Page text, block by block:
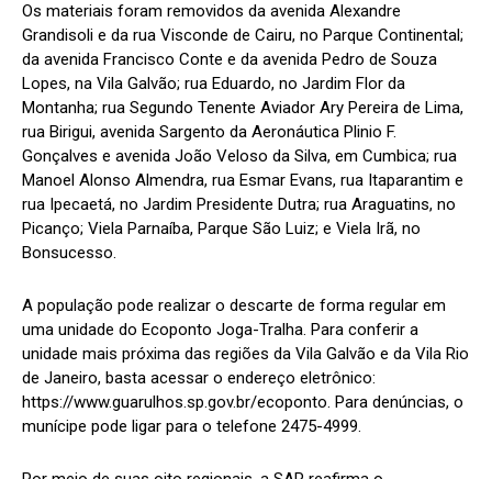
Os materiais foram removidos da avenida Alexandre
Grandisoli e da rua Visconde de Cairu, no Parque Continental;
da avenida Francisco Conte e da avenida Pedro de Souza
Lopes, na Vila Galvão; rua Eduardo, no Jardim Flor da
Montanha; rua Segundo Tenente Aviador Ary Pereira de Lima,
rua Birigui, avenida Sargento da Aeronáutica Plinio F.
Gonçalves e avenida João Veloso da Silva, em Cumbica; rua
Manoel Alonso Almendra, rua Esmar Evans, rua Itaparantim e
rua Ipecaetá, no Jardim Presidente Dutra; rua Araguatins, no
Picanço; Viela Parnaíba, Parque São Luiz; e Viela Irã, no
Bonsucesso.
A população pode realizar o descarte de forma regular em
uma unidade do Ecoponto Joga-Tralha. Para conferir a
unidade mais próxima das regiões da Vila Galvão e da Vila Rio
de Janeiro, basta acessar o endereço eletrônico:
https://www.guarulhos.sp.gov.br/ecoponto. Para denúncias, o
munícipe pode ligar para o telefone 2475-4999.